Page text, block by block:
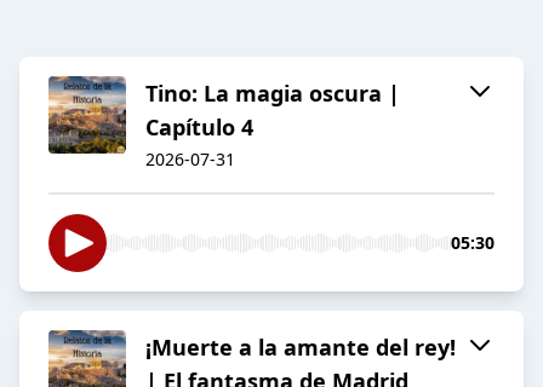
Tino: La magia oscura |
Capítulo 4
2026-07-31
05:30
¡Muerte a la amante del rey!
| El fantasma de Madrid